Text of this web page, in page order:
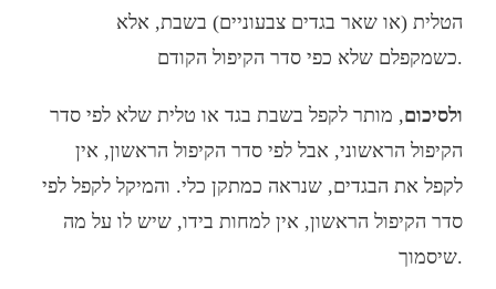
הטלית (או שאר בגדים צבעוניים) בשבת, אלא
כשמקפלם שלא כפי סדר הקיפול הקודם.
ולסיכום, מותר לקפל בשבת בגד או טלית שלא לפי סדר
הקיפול הראשוני, אבל לפי סדר הקיפול הראשון, אין
לקפל את הבגדים, שנראה כמתקן כלי. והמיקל לקפל לפי
סדר הקיפול הראשון, אין למחות בידו, שיש לו על מה
שיסמוך.